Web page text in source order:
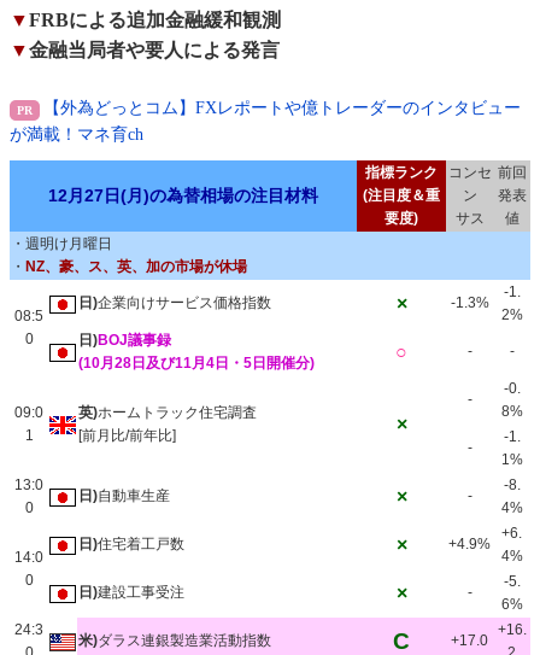
▼FRBによる追加金融緩和観測
▼金融当局者や要人による発言
【外為どっとコム】FXレポートや億トレーダーのインタビュー
が満載！マネ育ch
12月27日(月)の為替相場の注目材料
指標ランク
(注目度＆重
要度)
コンセ
ン
サス
前回
発表
値
・週明け月曜日
・ NZ、豪、ス、英、加の市場が休場
08:5
0
日)企業向けサービス価格指数 × -1.3%
-1.
2%
日)BOJ議事録
(10月28日及び11月4日・5日開催分)
○ - -
09:0
1
英)ホームトラック住宅調査
[前月比/前年比]
×
-
-0.
8%
-
-1.
1%
13:0
0
日)自動車生産 × -
-8.
4%
14:0
0
日)住宅着工戸数 × +4.9%
+6.
4%
日)建設工事受注 × -
-5.
6%
24:3
米)ダラス連銀製造業活動指数 C +17.0
+16.